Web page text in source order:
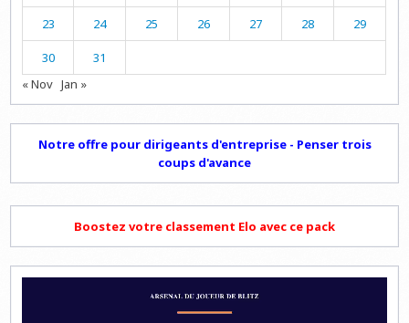
23 24 25 26 27 28 29
30
31
« Nov Jan »
Notre offre pour dirigeants d'entreprise - Penser trois
coups d'avance
Boostez votre classement Elo avec ce pack